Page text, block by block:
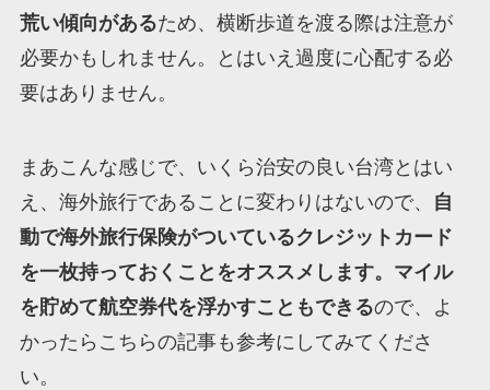
荒い傾向があるため、横断歩道を渡る際は注意が
必要かもしれません。とはいえ過度に心配する必
要はありません。
まあこんな感じで、いくら治安の良い台湾とはい
え、海外旅行であることに変わりはないので、
自
動で海外旅行保険がついているクレジットカード
を一枚持っておくことをオススメします。マイル
を貯めて航空券代を浮かすこともできるので、よ
かったらこちらの記事も参考にしてみてくださ
い。